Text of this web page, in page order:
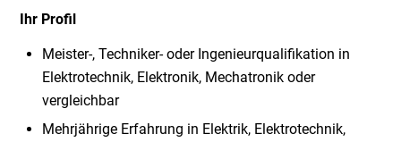
Ihr Profil
Meister-, Techniker- oder Ingenieurqualifikation in
Elektrotechnik, Elektronik, Mechatronik oder
vergleichbar
Mehrjährige Erfahrung in Elektrik, Elektrotechnik,